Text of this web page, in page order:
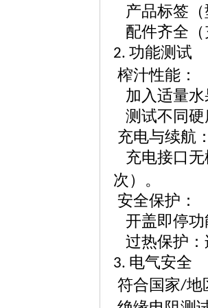
产品标签
配件齐全
2. 功能测试
榨汁性能：
加入适量
测试不同
充电与续航
充电接口
次）。
安全保护：
开盖即停
过热保护
3. 电气安全
符合国家/地